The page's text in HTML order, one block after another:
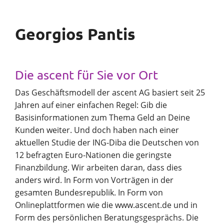
Georgios Pantis
Die ascent für Sie vor Ort
Das Geschäftsmodell der ascent AG basiert seit 25
Jahren auf einer einfachen Regel: Gib die
Basisinformationen zum Thema Geld an Deine
Kunden weiter. Und doch haben nach einer
aktuellen Studie der ING-Diba die Deutschen von
12 befragten Euro-Nationen die geringste
Finanzbildung. Wir arbeiten daran, dass dies
anders wird. In Form von Vorträgen in der
gesamten Bundesrepublik. In Form von
Onlineplattformen wie die www.ascent.de und in
Form des persönlichen Beratungsgesprächs. Die